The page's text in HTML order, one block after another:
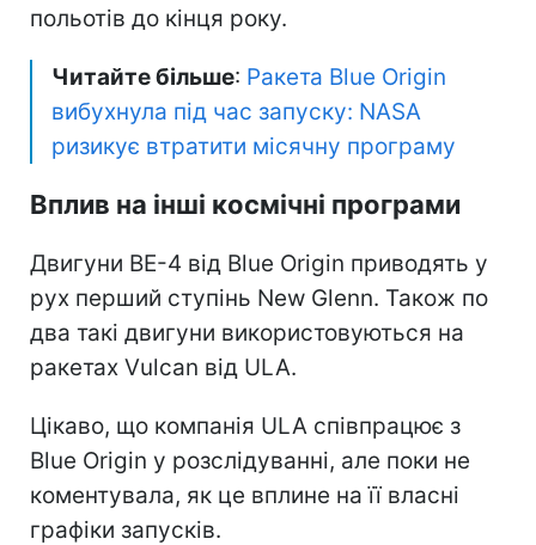
польотів до кінця року.
Читайте більше: Ракета Blue Origin
вибухнула під час запуску: NASA
ризикує втратити місячну програму
Вплив на інші космічні програми
Двигуни BE-4 від Blue Origin приводять у
рух перший ступінь New Glenn. Також по
два такі двигуни використовуються на
ракетах Vulcan від ULA.
Цікаво, що компанія ULA співпрацює з
Blue Origin у розслідуванні, але поки не
коментувала, як це вплине на її власні
графіки запусків.